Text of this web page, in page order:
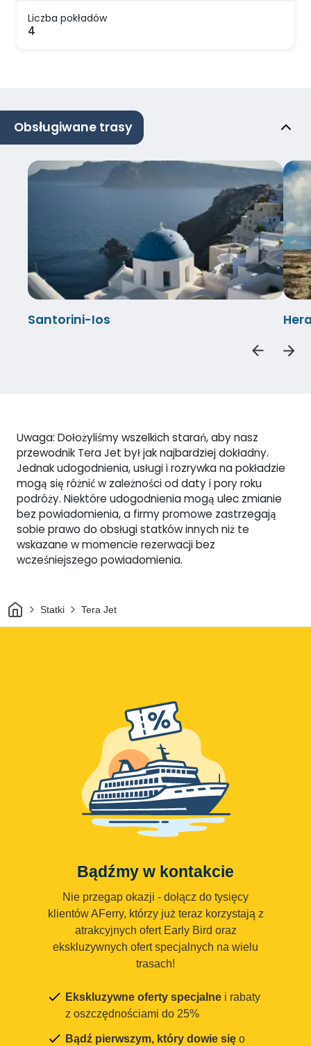
Liczba pokładów
4
Obsługiwane trasy
Santorini-Ios
Uwaga: Dołożyliśmy wszelkich starań, aby nasz
przewodnik Tera Jet był jak najbardziej dokładny.
Jednak udogodnienia, usługi i rozrywka na pokładzie
mogą się różnić w zależności od daty i pory roku
podróży. Niektóre udogodnienia mogą ulec zmianie
bez powiadomienia, a firmy promowe zastrzegają
sobie prawo do obsługi statków innych niż te
wskazane w momencie rezerwacji bez
wcześniejszego powiadomienia.
DomStatki Tera Jet
Bądźmy w kontakcie
Nie przegap okazji - dołącz do tysięcy
klientów AFerry, którzy już teraz korzystają z
atrakcyjnych ofert Early Bird oraz
ekskluzywnych ofert specjalnych na wielu
trasach!
Ekskluzywne oferty specjalne i rabaty
z oszczędnościami do 25%
Bądź pierwszym, który dowie się o